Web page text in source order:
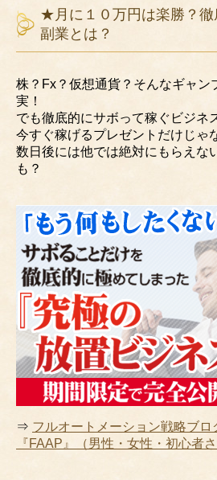
★月に１０万円は楽勝？徹
副業とは？
株？Fx？仮想通貨？そんなギャン
実！
でも徹底的にサボって稼ぐビジネ
今すぐ稼げるプレゼントだけじゃ
数日後には他では絶対にもらえな
も？
⇒ フルオートメーション戦略ブロ
『FAAP』（男性・女性・初心者さ